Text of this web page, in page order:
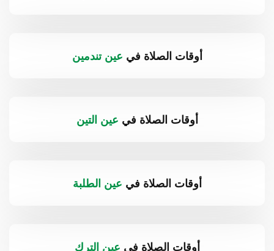
أوقات الصلاة في عين تندمين
أوقات الصلاة في عين التين
أوقات الصلاة في عين الطلبة
أوقات الصلاة في عين الترك